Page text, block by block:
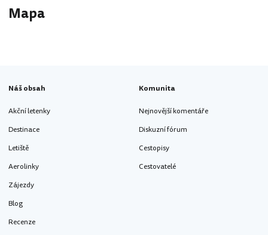
Mapa
Náš obsah
Akční letenky
Destinace
Letiště
Aerolinky
Zájezdy
Blog
Recenze
Komunita
Nejnovější komentáře
Diskuzní fórum
Cestopisy
Cestovatelé